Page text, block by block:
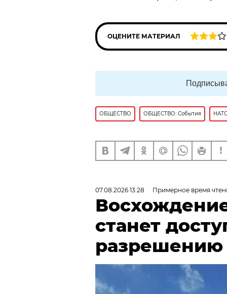
ОЦЕНИТЕ МАТЕРИАЛ
ОБЩЕСТВО ОБЩЕСТВО: События
07.08.2026 13:28 Примерное время
станет
разрешению